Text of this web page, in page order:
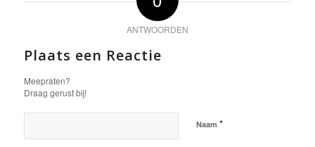
ANTWOORDEN
Plaats een Reactie
Meepraten?
Draag gerust bij!
Naam *